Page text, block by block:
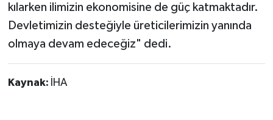
kılarken ilimizin ekonomisine de güç katmaktadır.
Devletimizin desteğiyle üreticilerimizin yanında
olmaya devam edeceğiz" dedi.
Kaynak: İHA